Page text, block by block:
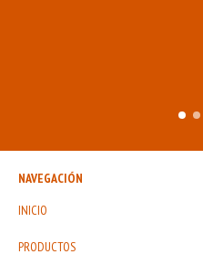
NAVEGACIÓN
INICIO
PRODUCTOS